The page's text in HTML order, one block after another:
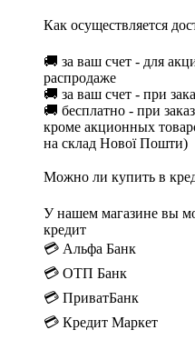
Как осуществляется
🚚 за ваш счет - для
распродаже
🚚 за ваш счет - при
🚚 бесплатно - при
кроме акционных
на склад Нової Пошти)
Можно ли купить в
У нашем магазине вы
кредит
💳 Альфа Банк
💳 ОТП
💳 ПриватБанк
💳 Кредит Маркет